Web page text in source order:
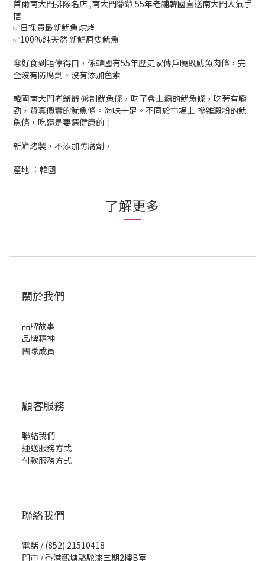
首爾南大門排隊名店 ,南大門爺爺 55年老鋪韓國直送南大門人氣手
信
✅日採買最新魷魚烘烤
✅100%純天然 新鮮原隻魷魚
🤤好食到唔停得口，係韓國有55年歷史家傳戶曉既魷魚肉條，完
全沒有防腐劑、沒有添加色素
韓國南大門老爺爺 ㊙制魷魚條，吃了會上癮的魷魚條，吃著有嚼
勁，貨真價實的魷魚條。海味十足。不同於市場上 摻雜澱粉的魷
魚條，吃還是要選健康的！
新鮮烤製，不添加防腐劑，
產地 ：韓國
了解更多
關於我們
品牌故事
品牌精神
團隊成員
顧客服務
聯絡我們
運送服務方式
付款服務方式
聯絡我們
電話 / (852) 21510418
門市 / 香港觀塘駱駝漆三期2樓B室